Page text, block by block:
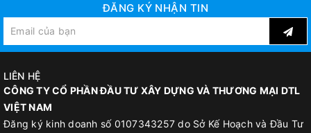
ĐĂNG KÝ NHẬN TIN
LIÊN HỆ
CÔNG TY CỔ PHẦN ĐẦU TƯ XÂY DỰNG VÀ THƯƠNG MẠI DTL
VIỆT NAM
Đăng ký kinh doanh số 0107343257 do Sở Kế Hoạch và Đầu Tư